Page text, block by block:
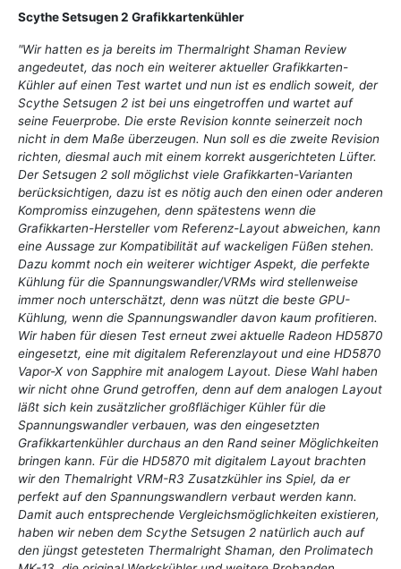
Scythe Setsugen 2 Grafikkartenkühler
"Wir hatten es ja bereits im Thermalright Shaman Review
angedeutet, das noch ein weiterer aktueller Grafikkarten-
Kühler auf einen Test wartet und nun ist es endlich soweit, der
Scythe Setsugen 2 ist bei uns eingetroffen und wartet auf
seine Feuerprobe. Die erste Revision konnte seinerzeit noch
nicht in dem Maße überzeugen. Nun soll es die zweite Revision
richten, diesmal auch mit einem korrekt ausgerichteten Lüfter.
Der Setsugen 2 soll möglichst viele Grafikkarten-Varianten
berücksichtigen, dazu ist es nötig auch den einen oder anderen
Kompromiss einzugehen, denn spätestens wenn die
Grafikkarten-Hersteller vom Referenz-Layout abweichen, kann
eine Aussage zur Kompatibilität auf wackeligen Füßen stehen.
Dazu kommt noch ein weiterer wichtiger Aspekt, die perfekte
Kühlung für die Spannungswandler/VRMs wird stellenweise
immer noch unterschätzt, denn was nützt die beste GPU-
Kühlung, wenn die Spannungswandler davon kaum profitieren.
Wir haben für diesen Test erneut zwei aktuelle Radeon HD5870
eingesetzt, eine mit digitalem Referenzlayout und eine HD5870
Vapor-X von Sapphire mit analogem Layout. Diese Wahl haben
wir nicht ohne Grund getroffen, denn auf dem analogen Layout
läßt sich kein zusätzlicher großflächiger Kühler für die
Spannungswandler verbauen, was den eingesetzten
Grafikkartenkühler durchaus an den Rand seiner Möglichkeiten
bringen kann. Für die HD5870 mit digitalem Layout brachten
wir den Themalright VRM-R3 Zusatzkühler ins Spiel, da er
perfekt auf den Spannungswandlern verbaut werden kann.
Damit auch entsprechende Vergleichsmöglichkeiten existieren,
haben wir neben dem Scythe Setsugen 2 natürlich auch auf
den jüngst getesteten Thermalright Shaman, den Prolimatech